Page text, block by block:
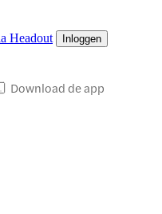
Headout Inloggen
Download de app